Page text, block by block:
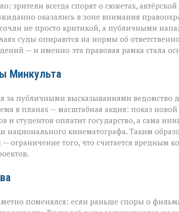
зрители всегда спорят о сюжетах,
оказались в зоне внимания
не просто критикой, а публичными
суды опираются на нормы об
— и именно эта правовая рамка стала
Минкульта
за публичными высказываниями ведомство
в планах — масштабная акция: показ
студентов оплатит государство, а сама
национального кинематографа. Таким
того, что считается вредным
поменялся: если раньше споры о